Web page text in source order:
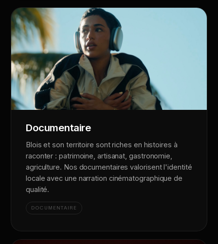
Documentaire
Blois et son territoire sont riches en histoires à
raconter : patrimoine, artisanat, gastronomie,
agriculture. Nos documentaires valorisent l'identité
locale avec une narration cinématographique de
qualité.
DOCUMENTAIRE